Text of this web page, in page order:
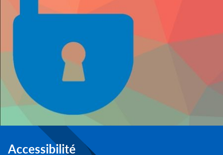
Accessibilité